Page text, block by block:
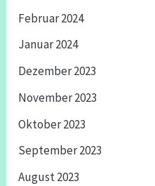
Februar 2024
Januar 2024
Dezember 2023
November 2023
Oktober 2023
September 2023
August 2023